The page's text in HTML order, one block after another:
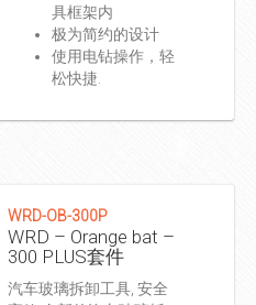
具框架内
极为简约的设计
使用电钻操作，轻
松快捷.
WRD-OB-300P
WRD – Orange bat –
300 PLUS套件
汽车玻璃拆卸工具, 安全